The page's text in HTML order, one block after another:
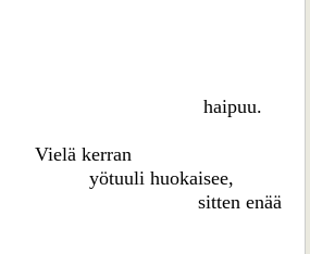
enää